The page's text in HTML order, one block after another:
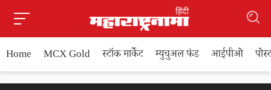
Home MCX Gold स्टॉक मार्केट म्युचुअल फंड आईपीओ